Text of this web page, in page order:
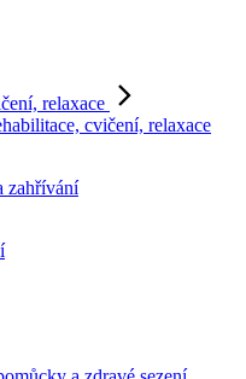
relaxace
cvičení, relaxace
zahřívání